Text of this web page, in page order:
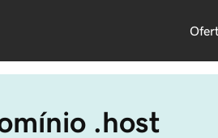
.host